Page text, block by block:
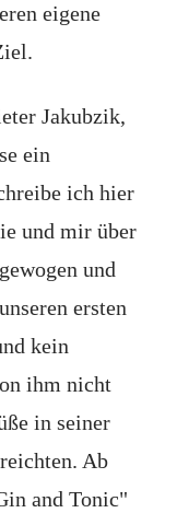
eigene
Jakubzik,
ein
ich hier
und mir über
und
ersten
kein
ihm nicht
in seiner
Ab
and Tonic"